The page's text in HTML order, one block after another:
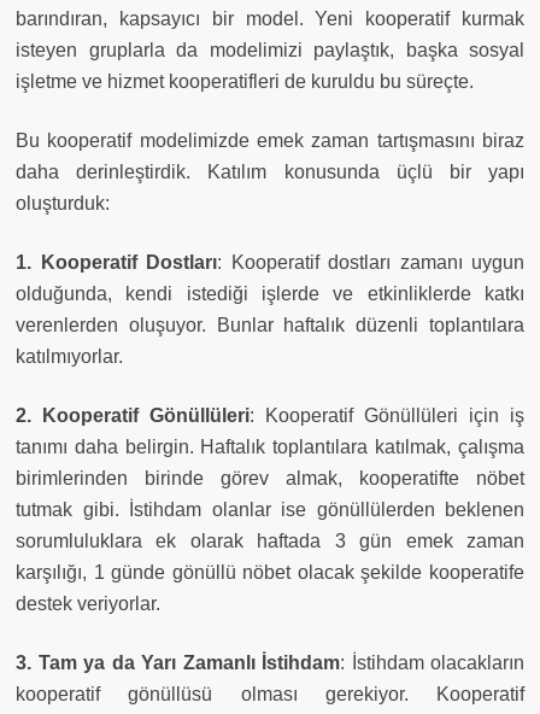
barındıran, kapsayıcı bir model. Yeni kooperatif kurmak
isteyen gruplarla da modelimizi paylaştık, başka sosyal
işletme ve hizmet kooperatifleri de kuruldu bu süreçte.
Bu kooperatif modelimizde emek zaman tartışmasını biraz
daha derinleştirdik. Katılım konusunda üçlü bir yapı
oluşturduk:
1. Kooperatif Dostları: Kooperatif dostları zamanı uygun
olduğunda, kendi istediği işlerde ve etkinliklerde katkı
verenlerden oluşuyor. Bunlar haftalık düzenli toplantılara
katılmıyorlar.
2. Kooperatif Gönüllüleri: Kooperatif Gönüllüleri için iş
tanımı daha belirgin. Haftalık toplantılara katılmak, çalışma
birimlerinden birinde görev almak, kooperatifte nöbet
tutmak gibi. İstihdam olanlar ise gönüllülerden beklenen
sorumluluklara ek olarak haftada 3 gün emek zaman
karşılığı, 1 günde gönüllü nöbet olacak şekilde kooperatife
destek veriyorlar.
3. Tam ya da Yarı Zamanlı İstihdam: İstihdam olacakların
kooperatif gönüllüsü olması gerekiyor. Kooperatif